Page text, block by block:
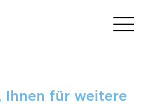
Ihnen für weitere